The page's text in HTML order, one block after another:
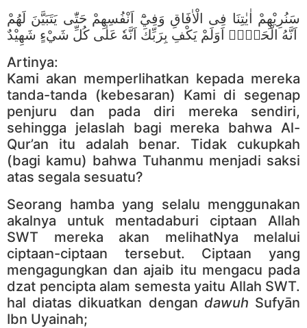
سَنُرِيْهِمْ اٰيٰتِنَا فِى الْاٰفَاقِ وَفِيْٓ اَنْفُسِهِمْ حَتّٰى يَتَبَيَّنَ لَهُمْ
اَنَّهُ الْحَقُّۗ اَوَلَمْ يَكْفِ بِرَبِّكَ اَنَّهٗ عَلٰى كُلِّ شَيْءٍ شَهِيْدٌ
Artinya:
Kami akan memperlihatkan kepada mereka
tanda-tanda (kebesaran) Kami di segenap
penjuru dan pada diri mereka sendiri,
sehingga jelaslah bagi mereka bahwa Al-
Qur’an itu adalah benar. Tidak cukupkah
(bagi kamu) bahwa Tuhanmu menjadi saksi
atas segala sesuatu?
Seorang hamba yang selalu menggunakan
akalnya untuk mentadaburi ciptaan Allah
SWT mereka akan melihatNya melalui
ciptaan-ciptaan tersebut. Ciptaan yang
mengagungkan dan ajaib itu mengacu pada
dzat pencipta alam semesta yaitu Allah SWT.
hal diatas dikuatkan dengan dawuh Sufyān
Ibn Uyainah;